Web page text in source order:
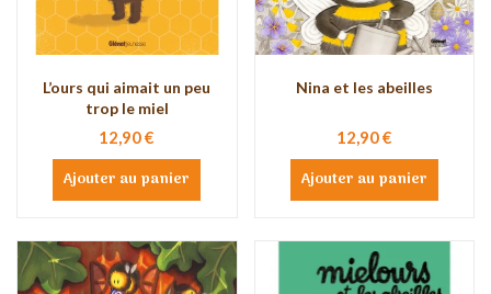
L’ours qui aimait un peu
trop le miel
12,90 €
Ajouter au panier
Nina et les abeilles
12,90 €
Ajouter au panier